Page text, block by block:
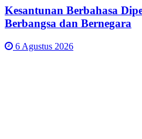
Kesantunan Berbahasa
Berbangsa dan Bernegara
6 Agustus 2026